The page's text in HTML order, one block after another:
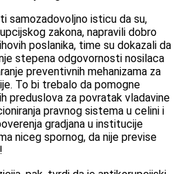
samozadovoljno isticu da su,
zakona, napravili dobro
poslanika, time su dokazali da
stepena odgovornosti nosilaca
preventivnih mehanizama za
To bi trebalo da pomogne
preduslova za povratak vladavine
pravnog sistema u celini i
gradjana u institucije
niceg spornog, da nije previse